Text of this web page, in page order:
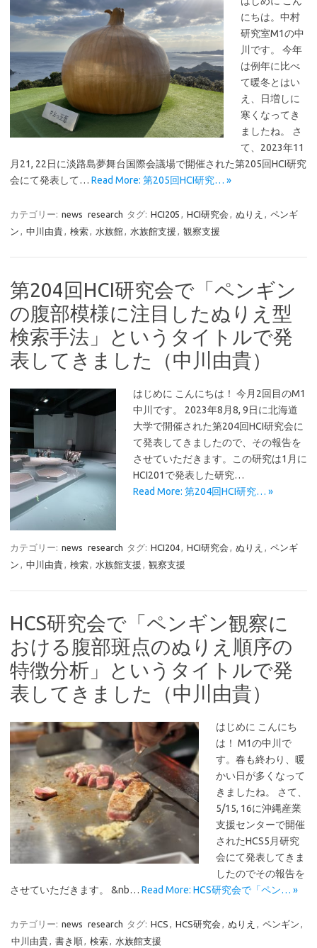
にちは。中村
研究室M1の中
川です。 今年
は例年に比べ
て暖冬とはい
え、日増しに
寒くなってき
ましたね。 さ
て、2023年11
月21, 22日に淡路島夢舞台国際会議場で開催された第205回HCI研究
会にて発表して… Read More: 第205回HCI研究… »
カテゴリー: news research タグ: HCI205 , HCI研究会 , ぬりえ , ペンギ
ン , 中川由貴, 検索, 水族館, 水族館支援 , 観察支援
第204回HCI研究会で「ペンギン
の腹部模様に注目したぬりえ型
検索手法」というタイトルで発
表してきました（中川由貴）
はじめに こんにちは！ 今月2回目のM1
中川です。 2023年8月8, 9日に北海道
大学で開催された第204回HCI研究会に
て発表してきましたので、その報告を
させていただきます。この研究は1月に
HCI201で発表した研究…
Read More: 第204回HCI研究… »
カテゴリー: news research タグ: HCI204, HCI研究会 , ぬりえ , ペンギ
ン , 中川由貴, 検索, 水族館支援 , 観察支援
HCS研究会で「ペンギン観察に
おける腹部斑点のぬりえ順序の
特徴分析」というタイトルで発
表してきました（中川由貴）
はじめに こんにち
は！ M1の中川で
す。春も終わり、暖
かい日が多くなって
きましたね。 さて、
5/15, 16に沖縄産業
支援センターで開催
されたHCS5月研究
会にて発表してきま
したのでその報告を
させていただきます。 &nb… Read More: HCS研究会で「ペン… »
カテゴリー: news research タグ: HCS , HCS研究会 , ぬりえ , ペンギン ,
中川由貴, 書き順, 検索, 水族館支援